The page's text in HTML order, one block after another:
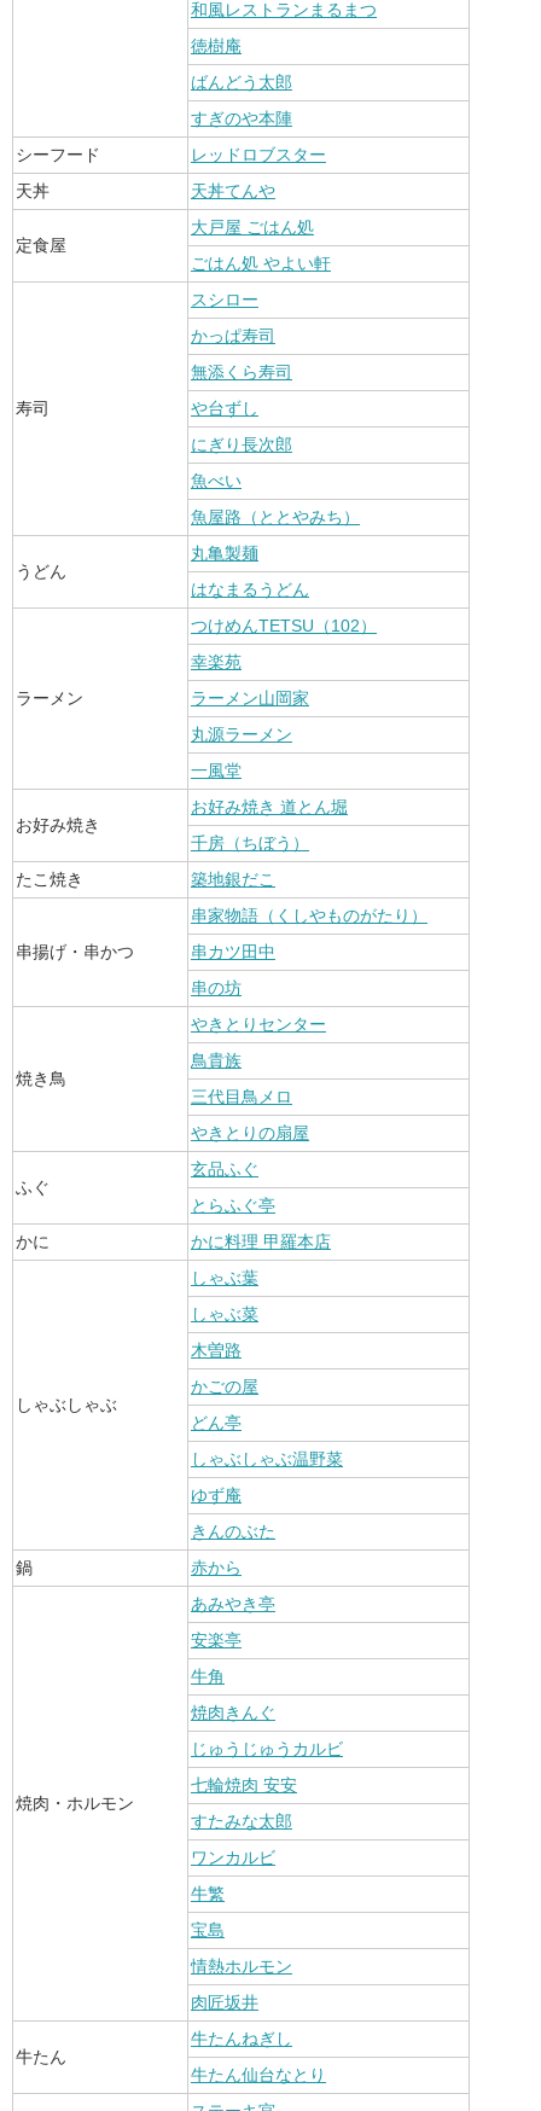
和風レストランまるまつ
徳樹庵
ばんどう太郎
すぎのや本陣
シーフード
レッドロブスター
天丼
天丼てんや
定食屋
大戸屋 ごはん処
ごはん処 やよい軒
寿司
スシロー
かっぱ寿司
無添くら寿司
や台ずし
にぎり長次郎
魚べい
魚屋路（ととやみち）
うどん
丸亀製麺
はなまるうどん
ラーメン
つけめんTETSU（102）
幸楽苑
ラーメン山岡家
丸源ラーメン
一風堂
お好み焼き
お好み焼き 道とん堀
千房（ちぼう）
たこ焼き
築地銀だこ
串揚げ・串かつ
串家物語（くしやものがたり）
串カツ田中
串の坊
焼き鳥
やきとりセンター
鳥貴族
三代目鳥メロ
やきとりの扇屋
ふぐ
玄品ふぐ
とらふぐ亭
かに
かに料理 甲羅本店
しゃぶしゃぶ
しゃぶ葉
しゃぶ菜
木曽路
かごの屋
どん亭
しゃぶしゃぶ温野菜
ゆず庵
きんのぶた
鍋
赤から
焼肉・ホルモン
あみやき亭
安楽亭
牛角
焼肉きんぐ
じゅうじゅうカルビ
七輪焼肉 安安
すたみな太郎
ワンカルビ
牛繁
宝島
情熱ホルモン
肉匠坂井
牛たん
牛たんねぎし
牛たん仙台なとり